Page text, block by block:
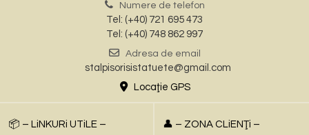
Numere de telefon
Tel: (+40) 721 695 473
Tel: (+40) 748 862 997
Adresa de email
stalpisorisistatuete@gmail.com
Locaţie GPS
📦 – LiNKURi UTiLE – 👤 – ZONA CLiENŢi –